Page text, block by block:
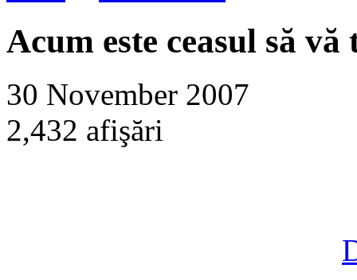
Acum este ceasul să
30 November 2007
2,432 afişări